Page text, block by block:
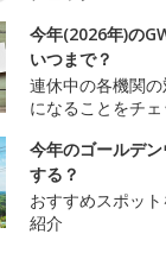
今年(2026年)の
いつまで？
連休中の各機関
になることをチェ
今年のゴールデ
する？
おすすめスポッ
紹介